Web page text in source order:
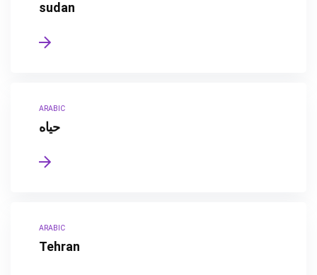
sudan
ARABIC
حياه
ARABIC
Tehran